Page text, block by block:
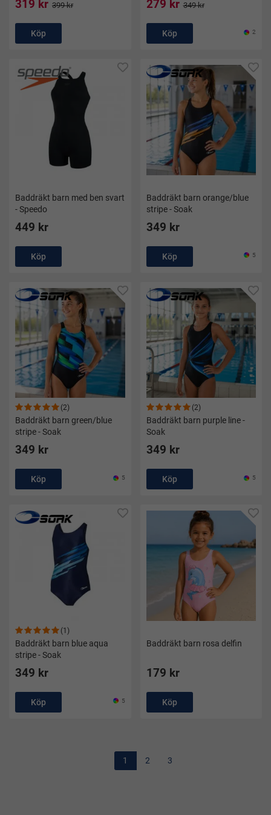
319 kr 399 kr
Köp
279 kr 349 kr
Köp 2
Baddräkt barn med ben svart
- Speedo
449 kr
Köp
Baddräkt barn orange/blue
stripe - Soak
349 kr
Köp 5
(2)
Baddräkt barn green/blue
stripe - Soak
349 kr
Köp 5
(2)
Baddräkt barn purple line -
Soak
349 kr
Köp 5
(1)
Baddräkt barn blue aqua
stripe - Soak
349 kr
Köp 5
Baddräkt barn rosa delfin
179 kr
Köp
1 2 3